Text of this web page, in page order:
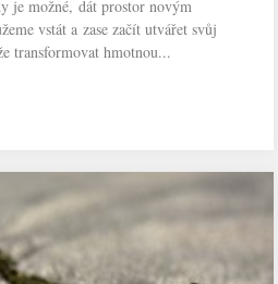
je možné, dát prostor novým
vstát a zase začít utvářet svůj
transformovat hmotnou...